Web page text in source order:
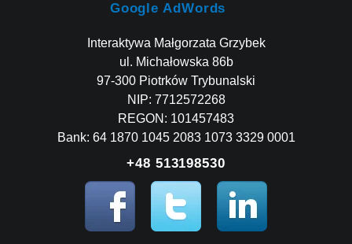
Google AdWords
Interaktywa Małgorzata Grzybek
ul. Michałowska 86b
97-300 Piotrków Trybunalski
NIP: 7712572268
REGON: 101457483
Bank: 64 1870 1045 2083 1073 3329 0001
+48 513198530